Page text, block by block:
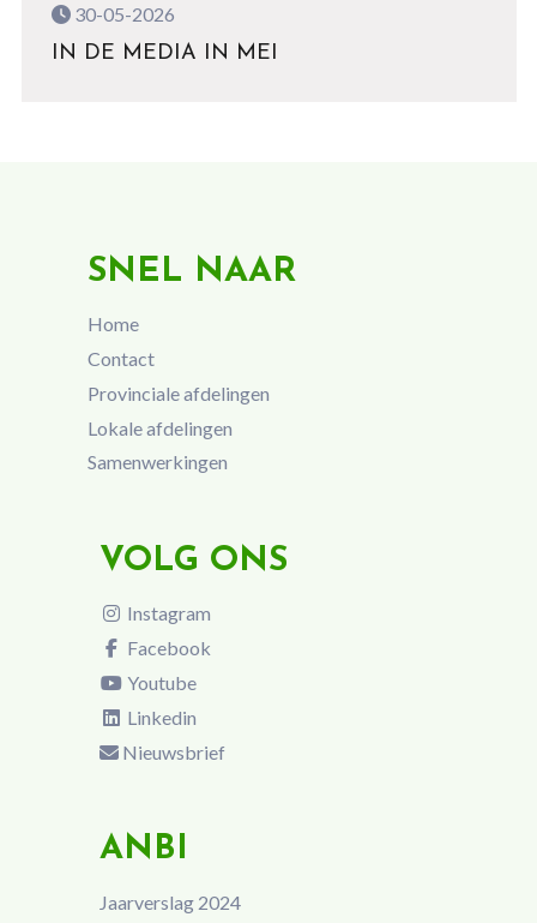
30-05-2026
IN DE MEDIA IN MEI
SNEL NAAR
Home
Contact
Provinciale afdelingen
Lokale afdelingen
Samenwerkingen
VOLG ONS
Instagram
Facebook
Youtube
Linkedin
Nieuwsbrief
ANBI
Jaarverslag 2024